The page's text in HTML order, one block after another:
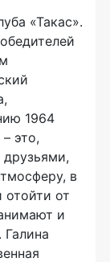
«Такас».
1964
это,
в
отойти от
и